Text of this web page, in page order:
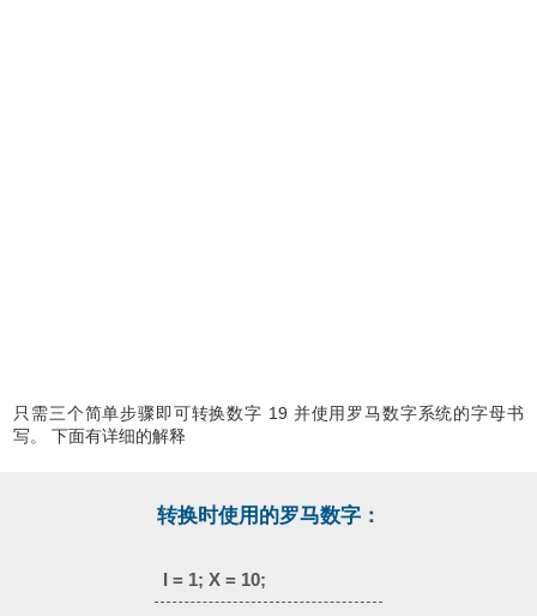
只需三个简单步骤即可转换数字 19 并使用罗马数字系统的字母书
写。 下面有详细的解释
转换时使用的罗马数字：
I = 1; X = 10;